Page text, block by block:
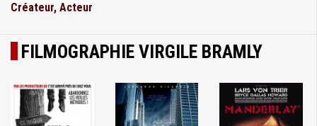
Créateur, Acteur
FILMOGRAPHIE VIRGILE BRAMLY